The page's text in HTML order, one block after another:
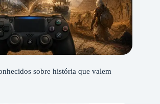
sobre história que valem